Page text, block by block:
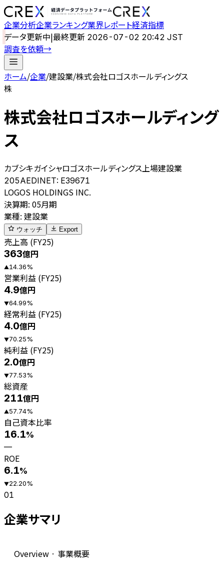
企業分析企業ランキング業界レポート経済指標
データ更新中|最終更新 2026-07-02 20:42 JST
調査を依頼→
ホーム/企業/建設業/株式会社ロゴスホールディングス
株
株式会社ロゴスホールディング
ス
カブシキガイシャロゴスホールディングス 上場建設業
205AEDINET: E39671
LOGOS HOLDINGS INC.
決算期: 05月期
業種: 建設業
ウォッチ Export
売上高 (FY25)
363億円
▲14.36%
営業利益 (FY25)
4.9億円
▼64.99%
経常利益 (FY25)
4.0億円
▼70.25%
純利益 (FY25)
2.0億円
▼77.53%
総資産
211億円
▲57.74%
自己資本比率
16.1%
—
ROE
6.1%
▼22.20%
01
企業サマリ
Overview · 事業概要